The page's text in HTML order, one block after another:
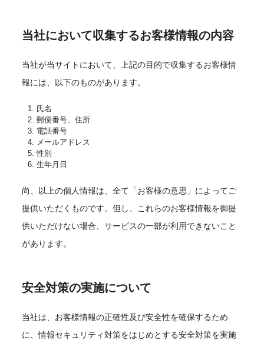
当社において収集するお客様情報の内容
当社が当サイトにおいて、上記の目的で収集するお客様情
報には、以下のものがあります。
氏名
郵便番号、住所
電話番号
メールアドレス
性別
生年月日
尚、以上の個人情報は、全て「お客様の意思」によってご
提供いただくものです。但し、これらのお客様情報を御提
供いただけない場合、サービスの一部が利用できないこと
があります。
安全対策の実施について
当社は、お客様情報の正確性及び安全性を確保するため
に、情報セキュリティ対策をはじめとする安全対策を実施